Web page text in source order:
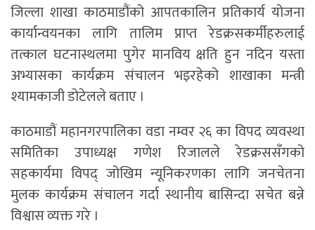
जिल्ला शाखा काठमाडौंको आपतकालिन प्रतिकार्य योजना
कार्यान्वयनका लागि तालिम प्राप्त रेडक्रसकर्मीहरुलाई
तत्काल घटनास्थलमा पुगेर मानविय क्षति हुन नदिन यस्ता
अभ्यासका कार्यक्रम संचालन भइरहेको शाखाका मन्त्री
श्यामकाजी डोटेलले बताए ।
काठमाडौं महानगरपालिका वडा नम्वर २६ का विपद व्यवस्था
समितिका उपाध्यक्ष गणेश रिजालले रेडक्रससँगको
सहकार्यमा विपद् जोखिम न्यूनिकरणका लागि जनचेतना
मुलक कार्यक्रम संचालन गर्दा स्थानीय बासिन्दा सचेत बन्ने
विश्वास व्यक्त गरे ।